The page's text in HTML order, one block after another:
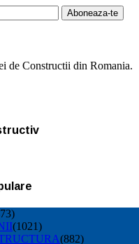
de Constructii din Romania.
(1021)
(882)